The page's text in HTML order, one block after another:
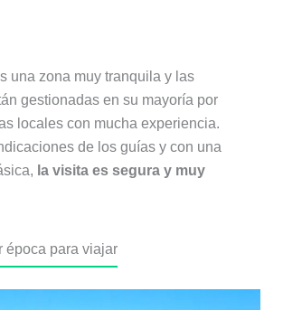
una zona muy tranquila y las
gestionadas en su mayoría por
locales con mucha experiencia.
de los guías y con una
la visita es segura y muy
época para viajar